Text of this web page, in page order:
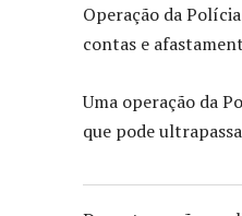
Operação da
contas e
Uma operação da
que pode